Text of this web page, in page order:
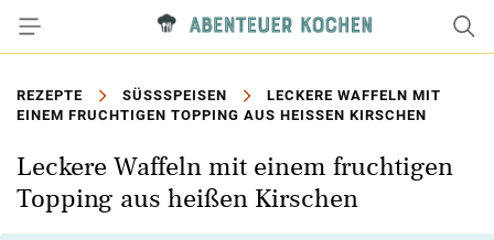
REZEPTE SÜSSSPEISEN
LECKERE WAFFELN MIT
EINEM FRUCHTIGEN TOPPING AUS HEISSEN KIRSCHEN
Leckere Waffeln mit einem fruchtigen
Topping aus heißen Kirschen